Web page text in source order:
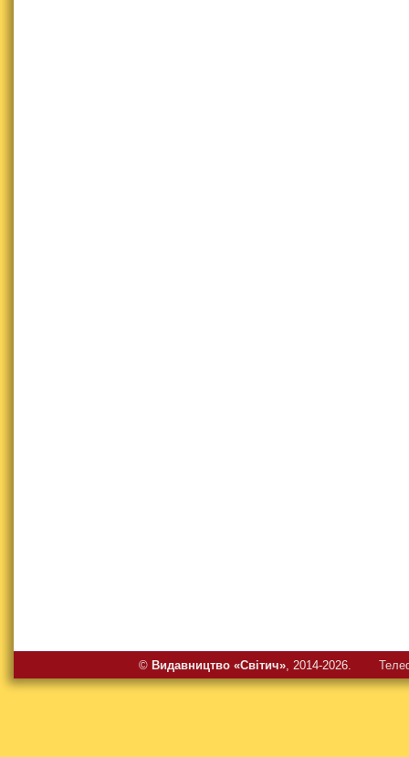
© Видавництво «Свiтич», 2014-2026.